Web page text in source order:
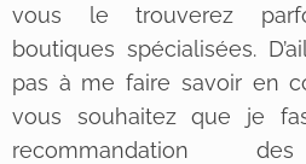
vous le trouverez
boutiques spécialisées.
pas à me faire savoir en
vous souhaitez que je
recommandation